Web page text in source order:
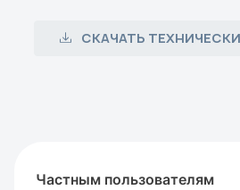
СКАЧАТЬ
Частным пользователям